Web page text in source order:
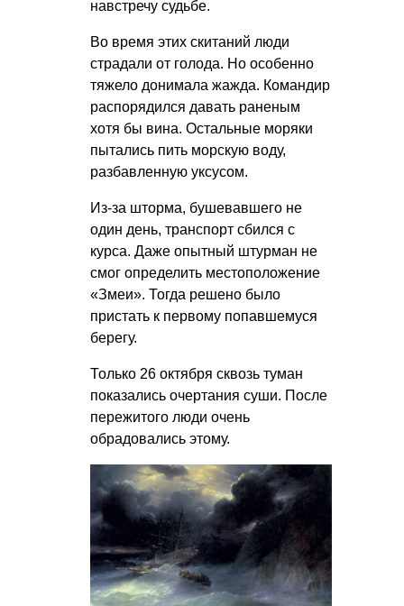
навстречу судьбе.
Во время этих скитаний люди
страдали от голода. Но особенно
тяжело донимала жажда. Командир
распорядился давать раненым
хотя бы вина. Остальные моряки
пытались пить морскую воду,
разбавленную уксусом.
Из-за шторма, бушевавшего не
один день, транспорт сбился с
курса. Даже опытный штурман не
смог определить местоположение
«Змеи». Тогда решено было
пристать к первому попавшемуся
берегу.
Только 26 октября сквозь туман
показались очертания суши. После
пережитого люди очень
обрадовались этому.